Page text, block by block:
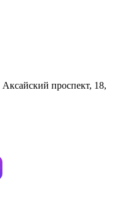
Аксайский проспект, 18,